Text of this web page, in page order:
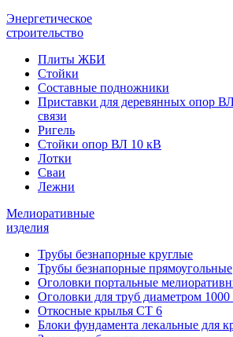
Энергетическое
строительство
Плиты ЖБИ
Стойки
Составные подножники
Приставки для деревянных опор
связи
Ригель
Стойки опор ВЛ 10 кВ
Лотки
Сваи
Лежни
Мелиоративные
изделия
Трубы безнапорные круглые
Трубы безнапорные прямоугольные
Оголовки портальные
Оголовки для труб диаметром
Откосные крылья СТ 6
Блоки фундамента лекальные для